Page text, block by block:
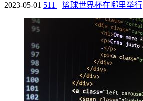
2023-05-01 511 篮球世界杯在哪里举行